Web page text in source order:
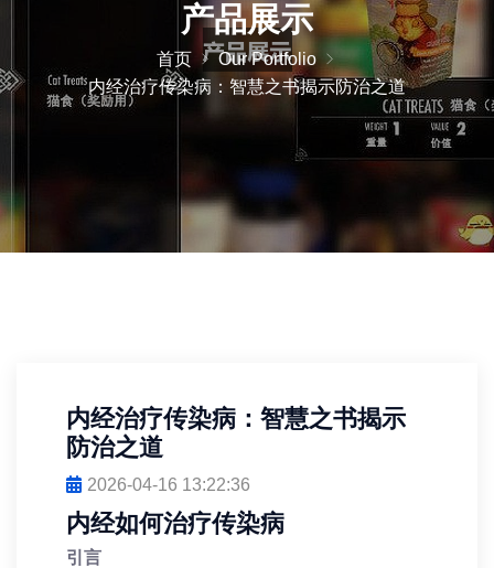
产品展示
首页
Our Portfolio
内经治疗传染病：智慧之书揭示防治之道
内经治疗传染病：智慧之书揭示
防治之道
2026-04-16 13:22:36
内经如何治疗传染病
引言